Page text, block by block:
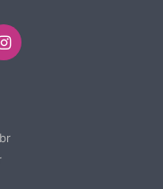
Instagram